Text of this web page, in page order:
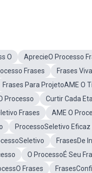
O AprecieO Processo
Frases Frases
Frases Para ProjetoAME O
Processo
Curtir Cada
Frases
AME O
ProcessoSeletivo Eficaz
FrasesDe
O ProcessoÉ Seu
Frases